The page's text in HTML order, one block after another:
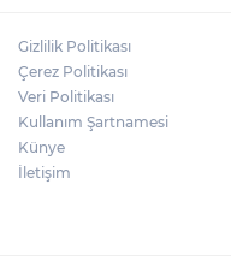
Gizlilik Politikası
Çerez Politikası
Veri Politikası
Kullanım Şartnamesi
Künye
İletişim